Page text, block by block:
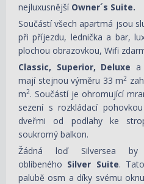
nejluxusnějšíOwner´s Suite.
Součástí všech apartmá jsou
při příjezdu, lednička a bar,
plochou obrazovkou, Wifi
Classic, Superior, Deluxe a
mají stejnou výměru 33 m2
m2. Součástí je ohromující
sezení s rozkládací
dveřmi od podlahy ke
soukromý balkon.
Žádná loď Silversea
oblíbeného Silver Suite.
palubě osm a díky svému